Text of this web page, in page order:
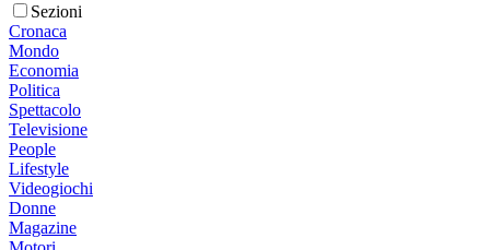
Sezioni
Cronaca
Mondo
Economia
Politica
Spettacolo
Televisione
People
Lifestyle
Videogiochi
Donne
Magazine